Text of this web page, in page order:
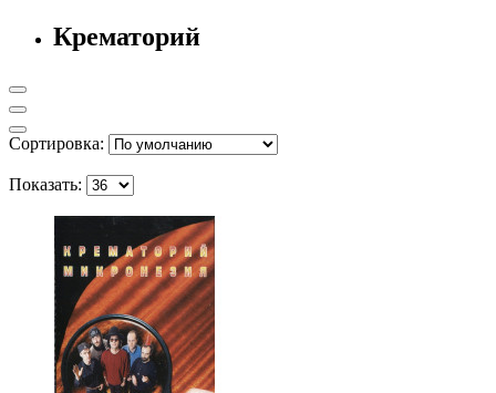
Крематорий
Сортировка:
Показать: